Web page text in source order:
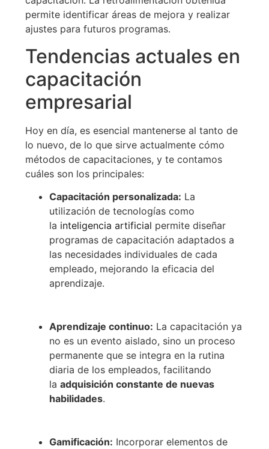
permite identificar áreas de mejora y realizar
ajustes para futuros programas.
Tendencias actuales en
capacitación
empresarial
Hoy en día, es esencial mantenerse al tanto de
lo nuevo, de lo que sirve actualmente cómo
métodos de capacitaciones, y te contamos
cuáles son los principales:
Capacitación personalizada: La
utilización de tecnologías como
la inteligencia artificial permite diseñar
programas de capacitación adaptados a
las necesidades individuales de cada
empleado, mejorando la eficacia del
aprendizaje.
Aprendizaje continuo: La capacitación ya
no es un evento aislado, sino un proceso
permanente que se integra en la rutina
diaria de los empleados, facilitando
la adquisición constante de nuevas
habilidades.
Gamificación: Incorporar elementos de